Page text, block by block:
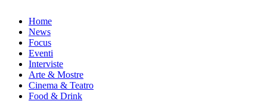
Home
News
Focus
Eventi
Interviste
Arte & Mostre
Cinema & Teatro
Food & Drink